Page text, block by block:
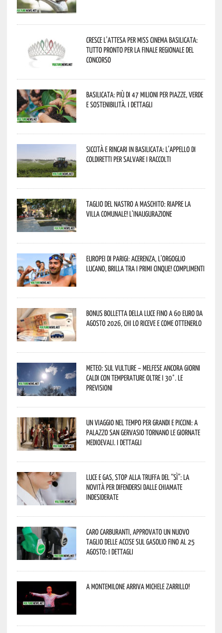
Cresce l’attesa per Miss Cinema Basilicata:
tutto pronto per la finale regionale del
concorso
Basilicata: più di 47 milioni per piazze, verde
e sostenibilità. I dettagli
Siccità e rincari in Basilicata: l’appello di
Coldiretti per salvare i raccolti
Taglio del nastro a Maschito: riapre la
Villa Comunale! L’inaugurazione
Europei di Parigi: Acerenza, l’orgoglio
lucano, brilla tra i primi cinque! Complimenti
Bonus bolletta della luce fino a 60 euro da
agosto 2026, chi lo riceve e come ottenerlo
Meteo: sul Vulture – melfese ancora giorni
caldi con temperature oltre i 30°. Le
previsioni
Un viaggio nel tempo per grandi e piccini: a
Palazzo San Gervasio tornano le Giornate
Medioevali. I dettagli
Luce e gas, stop alla truffa del “Sì”: la
novità per difendersi dalle chiamate
indesiderate
Caro carburanti, approvato un nuovo
taglio delle accise sul gasolio fino al 25
agosto: i dettagli
A Montemilone arriva Michele Zarrillo!